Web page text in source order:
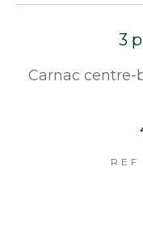
3
Carnac centre-